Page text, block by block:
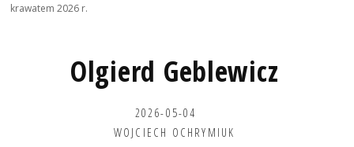
krawatem 2026 r.
Olgierd Geblewicz
2026-05-04
WOJCIECH OCHRYMIUK